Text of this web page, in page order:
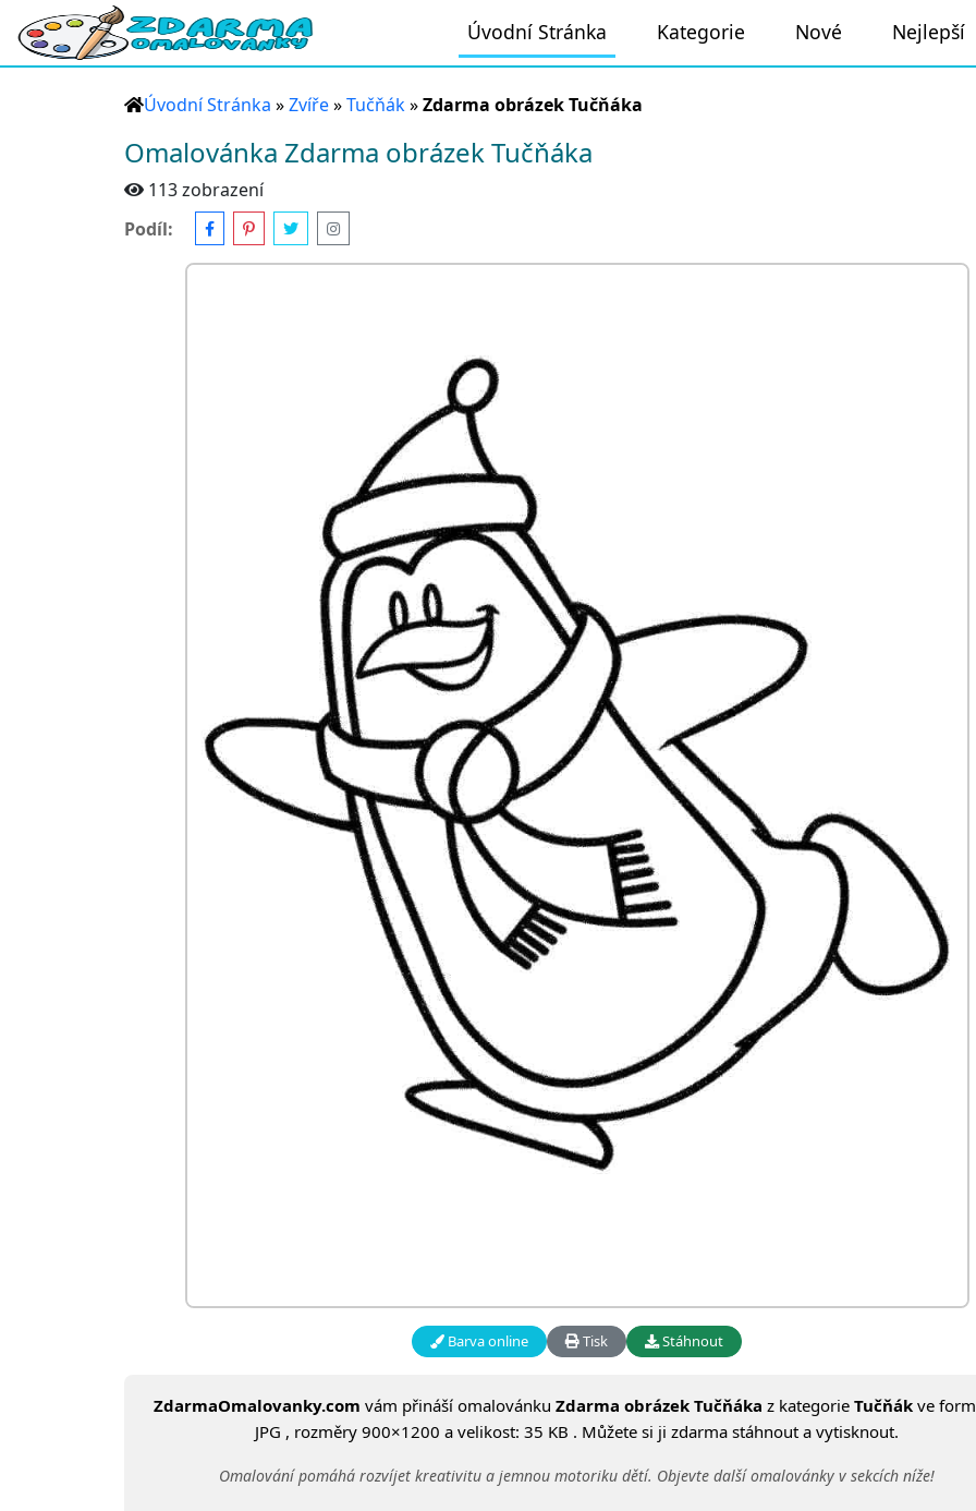
Úvodní Stránka Kategorie Nové Nejlepší
Úvodní Stránka »Zvíře»Tučňák»Zdarma obrázek Tučňáka
Omalovánka Zdarma obrázek Tučňáka
113 zobrazení
Podíl:
Barva online Tisk Stáhnout
ZdarmaOmalovanky.com vám přináší omalovánku Zdarma obrázek Tučňáka z kategorie Tučňák ve
JPG , rozměry 900×1200 a velikost: 35 KB . Můžete si ji zdarma stáhnout a vytisknout.
Omalování pomáhá rozvíjet kreativitu a jemnou motoriku dětí. Objevte další omalovánky v sekcích níže!